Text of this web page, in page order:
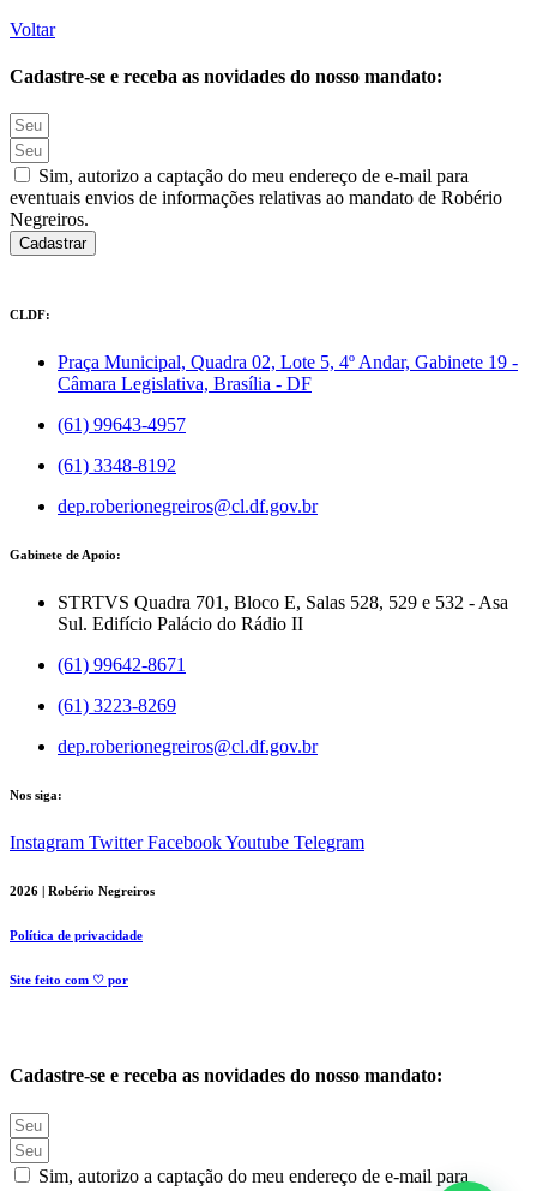
Voltar
Cadastre-se e receba as novidades do nosso mandato:
Sim, autorizo a captação do meu endereço de e-mail para
eventuais envios de informações relativas ao mandato de Robério
Negreiros.
Cadastrar
CLDF:
Praça Municipal, Quadra 02, Lote 5, 4º Andar, Gabinete 19 -
Câmara Legislativa, Brasília - DF
(61) 99643-4957
(61) 3348-8192
dep.roberionegreiros@cl.df.gov.br
Gabinete de Apoio:
STRTVS Quadra 701, Bloco E, Salas 528, 529 e 532 - Asa
Sul. Edifício Palácio do Rádio II
(61) 99642-8671
(61) 3223-8269
dep.roberionegreiros@cl.df.gov.br
Nos siga:
Instagram Twitter FacebookYoutube Telegram
2026 | Robério Negreiros
Política de privacidade
Site feito com ♡ por
Cadastre-se e receba as novidades do nosso mandato:
Sim, autorizo a captação do meu endereço de e-mail para